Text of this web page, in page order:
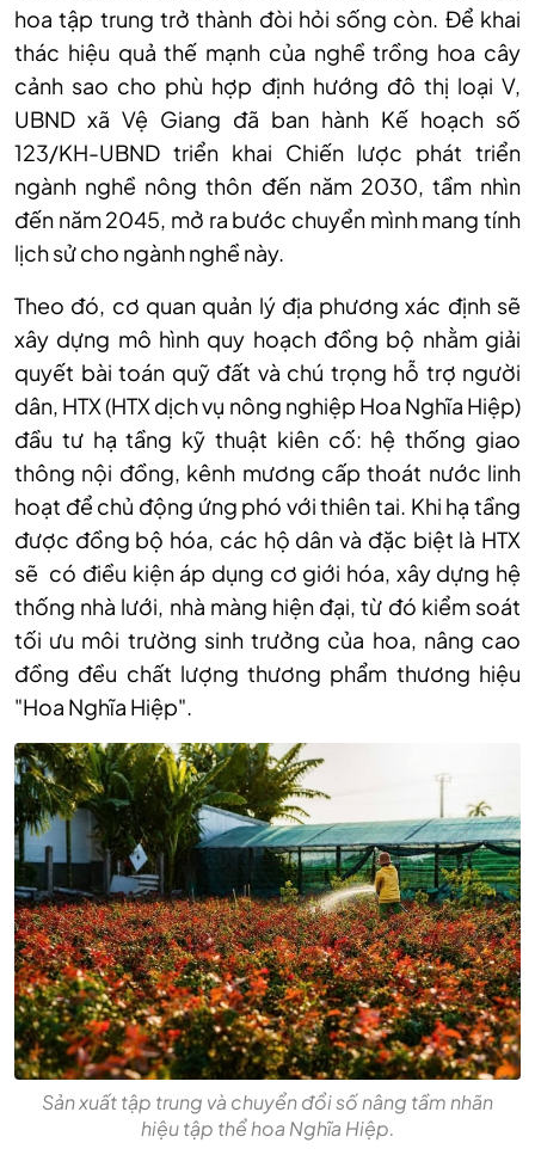
hoa tập trung trở thành đòi hỏi sống còn. Để khai
thác hiệu quả thế mạnh của nghề trồng hoa cây
cảnh sao cho phù hợp định hướng đô thị loại V,
UBND xã Vệ Giang đã ban hành Kế hoạch số
123/KH-UBND triển khai Chiến lược phát triển
ngành nghề nông thôn đến năm 2030, tầm nhìn
đến năm 2045, mở ra bước chuyển mình mang tính
lịch sử cho ngành nghề này.
Theo đó, cơ quan quản lý địa phương xác định sẽ
xây dựng mô hình quy hoạch đồng bộ nhằm giải
quyết bài toán quỹ đất và chú trọng hỗ trợ người
dân, HTX (HTX dịch vụ nông nghiệp Hoa Nghĩa Hiệp)
đầu tư hạ tầng kỹ thuật kiên cố: hệ thống giao
thông nội đồng, kênh mương cấp thoát nước linh
hoạt để chủ động ứng phó với thiên tai. Khi hạ tầng
được đồng bộ hóa, các hộ dân và đặc biệt là HTX
sẽ có điều kiện áp dụng cơ giới hóa, xây dựng hệ
thống nhà lưới, nhà màng hiện đại, từ đó kiểm soát
tối ưu môi trường sinh trưởng của hoa, nâng cao
đồng đều chất lượng thương phẩm thương hiệu
"Hoa Nghĩa Hiệp".
Sản xuất tập trung và chuyển đổi số nâng tầm nhãn
hiệu tập thể hoa Nghĩa Hiệp.